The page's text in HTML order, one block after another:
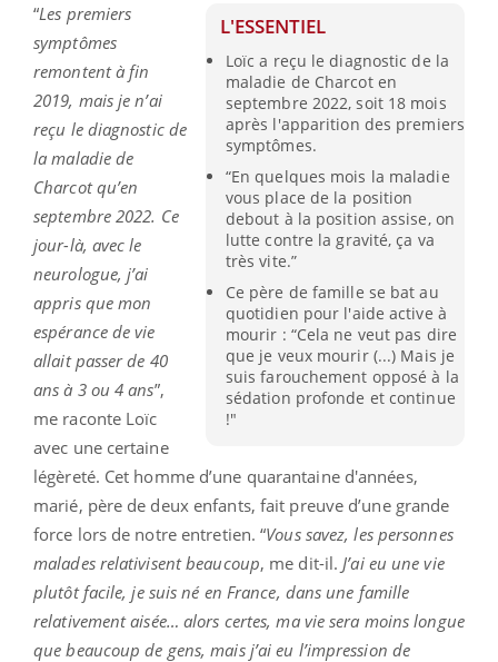
L'ESSENTIEL
Loïc a reçu le diagnostic de la
maladie de Charcot en
septembre 2022, soit 18 mois
après l'apparition des premiers
symptômes.
“En quelques mois la maladie
vous place de la position
debout à la position assise, on
lutte contre la gravité, ça va
très vite.”
Ce père de famille se bat au
quotidien pour l'aide active à
mourir : “Cela ne veut pas dire
que je veux mourir (...) Mais je
suis farouchement opposé à la
sédation profonde et continue
!"
“Les premiers
symptômes
remontent à fin
2019, mais je n’ai
reçu le diagnostic de
la maladie de
Charcot qu’en
septembre 2022. Ce
jour-là, avec le
neurologue, j’ai
appris que mon
espérance de vie
allait passer de 40
ans à 3 ou 4 ans”,
me raconte Loïc
avec une certaine
légèreté. Cet homme d’une quarantaine d'années,
marié, père de deux enfants, fait preuve d’une grande
force lors de notre entretien. “Vous savez, les personnes
malades relativisent beaucoup, me dit-il. J’ai eu une vie
plutôt facile, je suis né en France, dans une famille
relativement aisée… alors certes, ma vie sera moins longue
que beaucoup de gens, mais j’ai eu l’impression de